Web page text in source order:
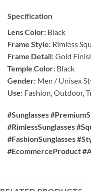
Specification
Lens Color: Black
Frame Style: Rimless
Frame Detail:Gold
Temple Color: Black
Gender: Men / Unisex
Use: Fashion, Outdoor,
#Sunglasses
#RimlessSunglasses
#FashionSunglasses
#EcommerceProduct